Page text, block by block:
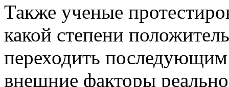
Также ученые
какой степени
переходить
внешние факторы